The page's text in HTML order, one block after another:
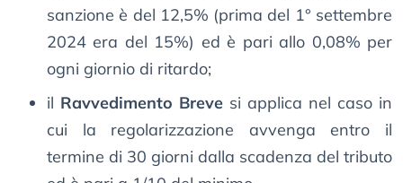
sanzione è del 12,5% (prima del 1° settembre
2024 era del 15%) ed è pari allo 0,08% per
ogni giornio di ritardo;
il Ravvedimento Breve si applica nel caso in
cui la regolarizzazione avvenga entro il
termine di 30 giorni dalla scadenza del tributo